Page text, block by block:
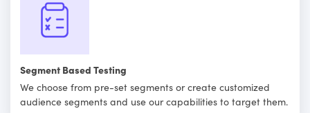
Segment Based Testing
We choose from pre-set segments or create customized
audience segments and use our capabilities to target them.